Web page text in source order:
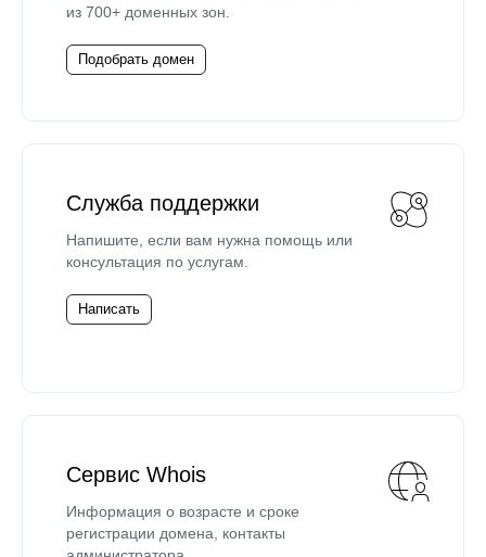
из 700+ доменных зон.
Подобрать домен
Служба поддержки
Напишите, если вам нужна помощь или
консультация по услугам.
Написать
Сервис Whois
Информация о возрасте и сроке
регистрации домена, контакты